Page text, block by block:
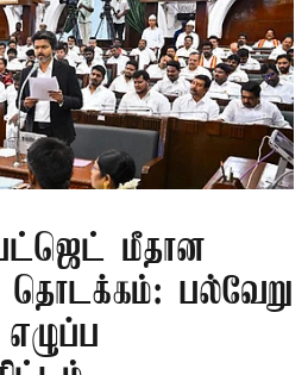
மீதான
தொடக்கம்: பல்வேறு